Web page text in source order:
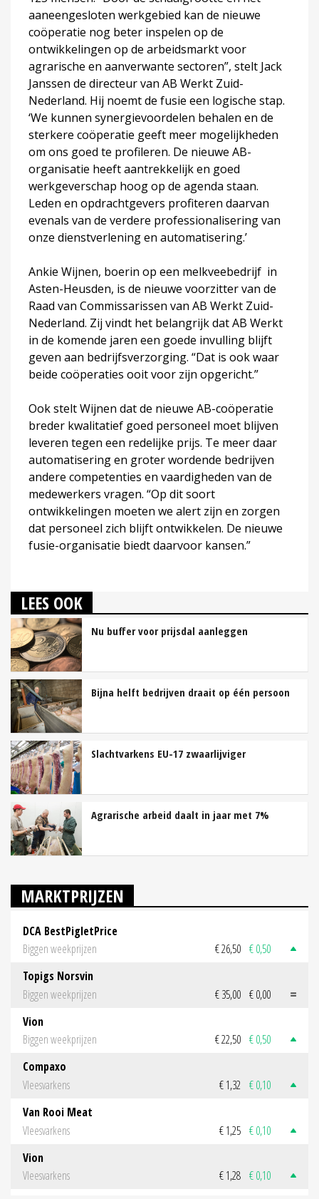
aaneengesloten werkgebied kan de nieuwe
coöperatie nog beter inspelen op de
ontwikkelingen op de arbeidsmarkt voor
agrarische en aanverwante sectoren”, stelt Jack
Janssen de directeur van AB Werkt Zuid-
Nederland. Hij noemt de fusie een logische stap.
‘We kunnen synergievoordelen behalen en de
sterkere coöperatie geeft meer mogelijkheden
om ons goed te profileren. De nieuwe AB-
organisatie heeft aantrekkelijk en goed
werkgeverschap hoog op de agenda staan.
Leden en opdrachtgevers profiteren daarvan
evenals van de verdere professionalisering van
onze dienstverlening en automatisering.’
Ankie Wijnen, boerin op een melkveebedrijf in
Asten-Heusden, is de nieuwe voorzitter van de
Raad van Commissarissen van AB Werkt Zuid-
Nederland. Zij vindt het belangrijk dat AB Werkt
in de komende jaren een goede invulling blijft
geven aan bedrijfsverzorging. “Dat is ook waar
beide coöperaties ooit voor zijn opgericht.”
Ook stelt Wijnen dat de nieuwe AB-coöperatie
breder kwalitatief goed personeel moet blijven
leveren tegen een redelijke prijs. Te meer daar
automatisering en groter wordende bedrijven
andere competenties en vaardigheden van de
medewerkers vragen. “Op dit soort
ontwikkelingen moeten we alert zijn en zorgen
dat personeel zich blijft ontwikkelen. De nieuwe
fusie-organisatie biedt daarvoor kansen.”
LEES OOK
Nu buffer voor prijsdal aanleggen
Bijna helft bedrijven draait op één persoon
Slachtvarkens EU-17 zwaarlijviger
Agrarische arbeid daalt in jaar met 7%
MARKTPRIJZEN
DCA BestPigletPrice
Biggen weekprijzen
€ 26,50 € 0,50
Topigs Norsvin
Biggen weekprijzen
€ 35,00 € 0,00
Vion
Biggen weekprijzen
€ 22,50 € 0,50
Compaxo
Vleesvarkens
€ 1,32 € 0,10
Van Rooi Meat
Vleesvarkens
€ 1,25 € 0,10
Vion
Vleesvarkens
€ 1,28 € 0,10